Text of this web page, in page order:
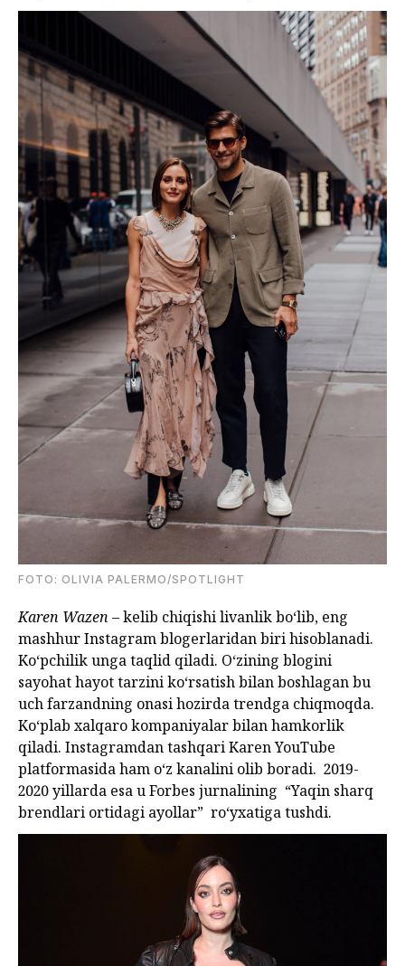
FOTO: OLIVIA PALERMO/SPOTLIGHT
Karen Wazen – kelib chiqishi livanlik bo‘lib, eng
mashhur Instagram blogerlaridan biri hisoblanadi.
Ko‘pchilik unga taqlid qiladi. O‘zining blogini
sayohat hayot tarzini ko‘rsatish bilan boshlagan bu
uch farzandning onasi hozirda trendga chiqmoqda.
Ko‘plab xalqaro kompaniyalar bilan hamkorlik
qiladi. Instagramdan tashqari Karen YouTube
platformasida ham o‘z kanalini olib boradi. 2019-
2020 yillarda esa u Forbes jurnalining “Yaqin sharq
brendlari ortidagi ayollar” ro‘yxatiga tushdi.